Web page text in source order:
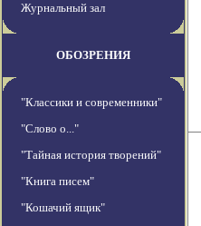
Журнальный зал
ОБОЗРЕНИЯ
"Классики и современники"
"Слово о..."
"Тайная история творений"
"Книга писем"
"Кошачий ящик"